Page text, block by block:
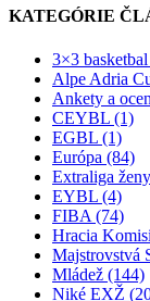
KATEGÓRIE
3×3
Alpe Adria
Ankety a
CEYBL (1)
EGBL (1)
Európa (84)
Extraliga
EYBL (4)
FIBA (74)
Hracia
Majstrovstvá
Mládež (144)
Niké EXŽ